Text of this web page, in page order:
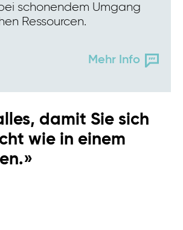
schonendem Umgang
Ressourcen.
Mehr Info
damit Sie sich
wie in einem
kann ich Ihnen helfen?